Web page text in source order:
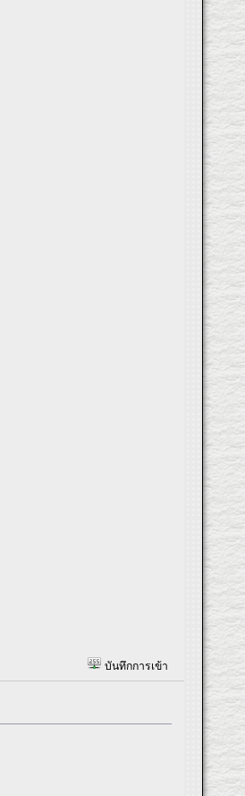
บันทึกการเข้า